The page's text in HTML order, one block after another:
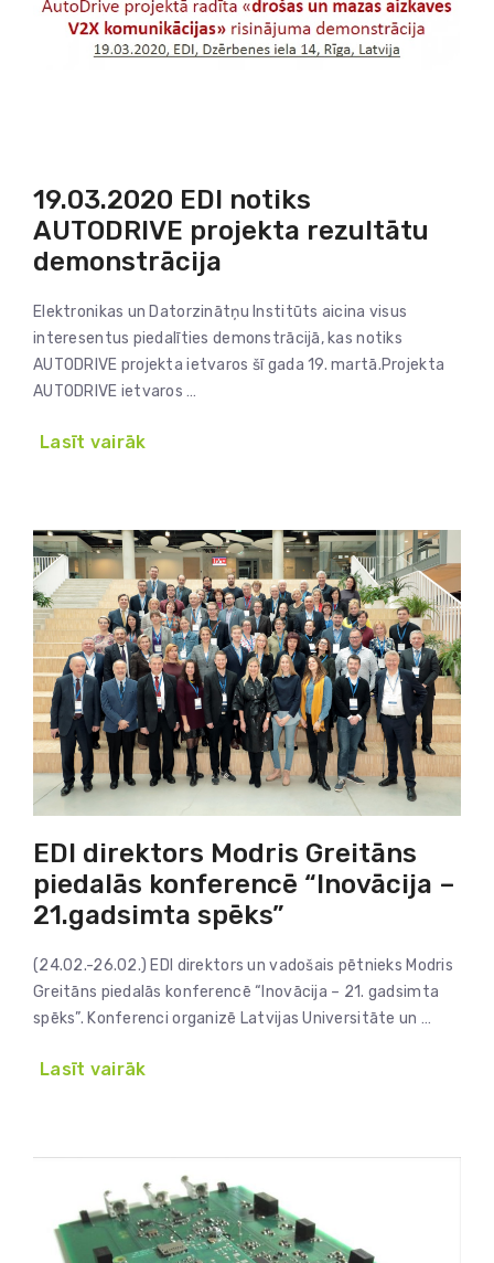
19.03.2020 EDI notiks
AUTODRIVE projekta rezultātu
demonstrācija
Elektronikas un Datorzinātņu Institūts aicina visus
interesentus piedalīties demonstrācijā, kas notiks
AUTODRIVE projekta ietvaros šī gada 19. martā.Projekta
AUTODRIVE ietvaros …
Lasīt vairāk
EDI direktors Modris Greitāns
piedalās konferencē “Inovācija –
21.gadsimta spēks”
(24.02.-26.02.) EDI direktors un vadošais pētnieks Modris
Greitāns piedalās konferencē “Inovācija – 21. gadsimta
spēks”. Konferenci organizē Latvijas Universitāte un …
Lasīt vairāk